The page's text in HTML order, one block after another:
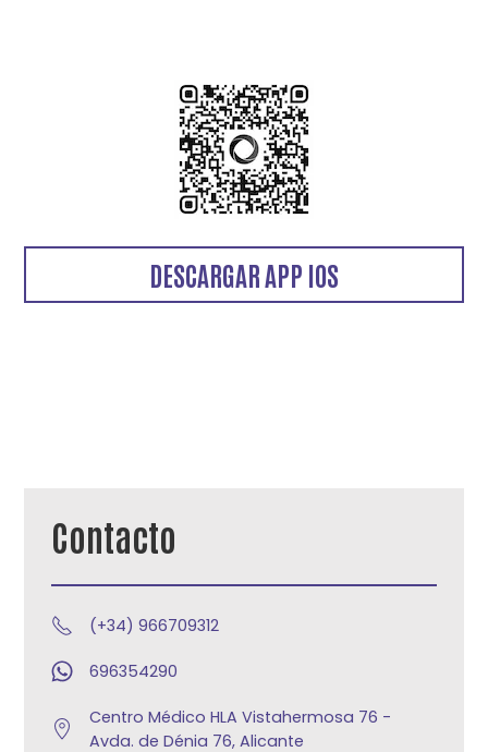
DESCARGAR APP IOS
Contacto
(+34) 966709312
696354290
Centro Médico HLA Vistahermosa 76 -
Avda. de Dénia 76, Alicante